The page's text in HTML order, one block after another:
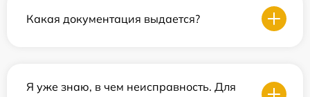
Какая документация выдается?
Я уже знаю, в чем неисправность. Для